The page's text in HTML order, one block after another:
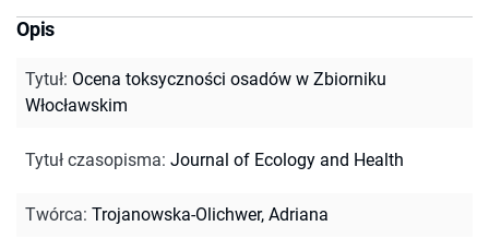
Opis
Tytuł: Ocena toksyczności osadów w Zbiorniku
Włocławskim
Tytuł czasopisma: Journal of Ecology and Health
Twórca: Trojanowska-Olichwer, Adriana